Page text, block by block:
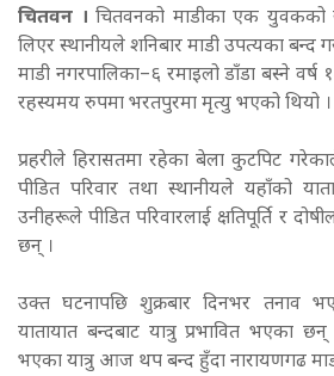
चितवन । चितवनको माडीका एक युवकको
लिएर स्थानीयले शनिबार माडी उपत्यका बन्द
माडी नगरपालिका–६ रमाइलो डाँडा बस्ने
रहस्यमय रुपमा भरतपुरमा मृत्यु भएको थियो ।
प्रहरीले हिरासतमा रहेका बेला कुटपिट
पीडित परिवार तथा स्थानीयले यहाँको
उनीहरूले पीडित परिवारलाई क्षतिपूर्ति र
छन् ।
उक्त घटनापछि शुक्रबार दिनभर तनाव
यातायात बन्दबाट यात्रु प्रभावित भएका
भएका यात्रु आज थप बन्द हुँदा नारायणगढ